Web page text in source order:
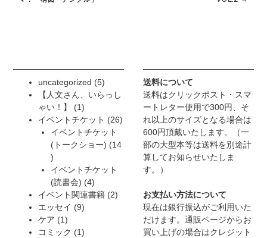
uncategorized 55
個
商
品
【人文さん、いらっし
ゃい！】
11
個
の
商
イベントチケット 2626
の
イベントチケット
(トークショー)
14
14
個
の
商
品
イベントチケット
(読書会)
44
個
イベント関連書籍 22
エッセイ 99
の
ケア 11
個
コミック 11
送料について
送料はクリックポスト・スマ
ートレター使用で300円、そ
れ以上のサイズとなる場合は
600円頂戴いたします。（一
部の大型本等は送料を別途計
算してお知らせいたしま
す。）
お支払い方法について
現在は銀行振込がご利用いた
だけます。通販ページからお
買い上げの場合はクレジット